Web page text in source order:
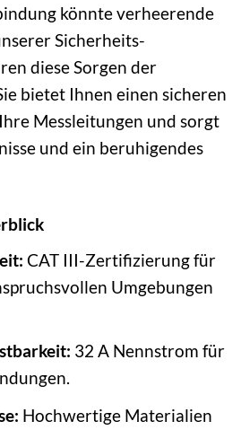
könnte verheerende
Sicherheits-
diese Sorgen der
bietet Ihnen einen sicheren
Messleitungen und sorgt
und ein beruhigendes
CAT III-Zertifizierung für
Umgebungen
32 A Nennstrom für
Hochwertige Materialien